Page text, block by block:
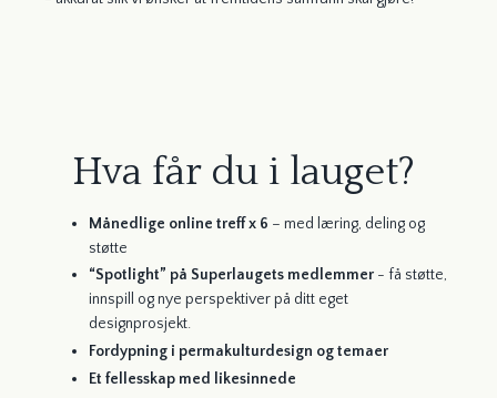
Hva får du i lauget?
Månedlige online treff x 6 – med læring, deling og
støtte
“Spotlight” på Superlaugets medlemmer - få støtte,
innspill og nye perspektiver på ditt eget
designprosjekt.
Fordypning i permakulturdesign og temaer
Et fellesskap med likesinnede